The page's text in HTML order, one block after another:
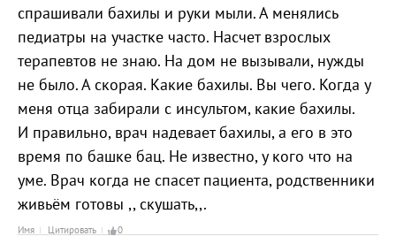
спрашивали бахилы и руки мыли. А менялись
педиатры на участке часто. Насчет взрослых
терапевтов не знаю. На дом не вызывали, нужды
не было. А скорая. Какие бахилы. Вы чего. Когда у
меня отца забирали с инсультом, какие бахилы.
И правильно, врач надевает бахилы, а его в это
время по башке бац. Не известно, у кого что на
уме. Врач когда не спасет пациента, родственники
живьём готовы ,, скушать,,.
Имя Цитировать 0